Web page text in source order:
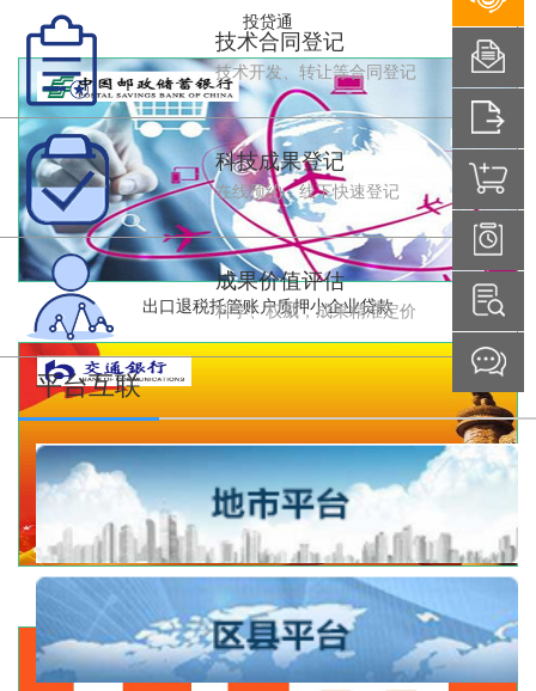
投贷通
出口退税托管账户质押小企业贷款
技术合同登记
技术开发、转让等合同登记
科技成果登记
在线预约，线下快速登记
成果价值评估
科学、权威，成果精准定价
平台互联